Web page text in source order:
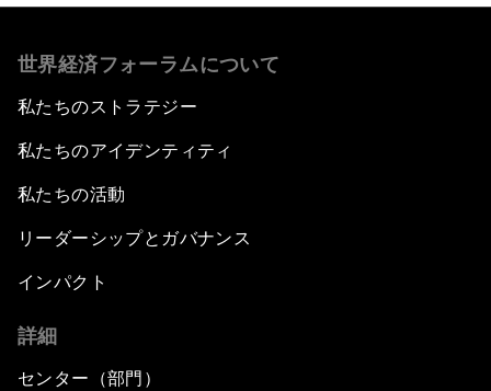
世界経済フォーラムについて
私たちのストラテジー
私たちのアイデンティティ
私たちの活動
リーダーシップとガバナンス
インパクト
詳細
センター（部門）